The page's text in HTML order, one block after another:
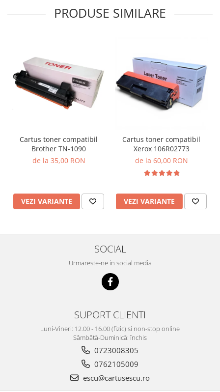
PRODUSE SIMILARE
Cartus toner compatibil
Brother TN-1090
de la 35,00 RON
VEZI VARIANTE
Cartus toner compatibil
Xerox 106R02773
de la 60,00 RON
VEZI VARIANTE
SOCIAL
Urmareste-ne in social media
SUPORT CLIENTI
Luni-Vineri: 12.00 - 16.00 (fizic) si non-stop online
Sâmbătă-Duminică: închis
0723008305
0762105009
escu@cartusescu.ro